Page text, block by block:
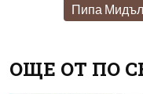
Пипа
ОЩЕ ОТ ПО